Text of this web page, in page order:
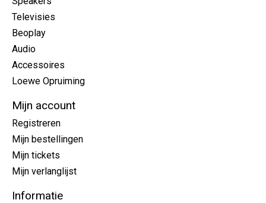
Televisies
Beoplay
Audio
Accessoires
Loewe Opruiming
Mijn account
Registreren
Mijn bestellingen
Mijn tickets
Mijn verlanglijst
Informatie